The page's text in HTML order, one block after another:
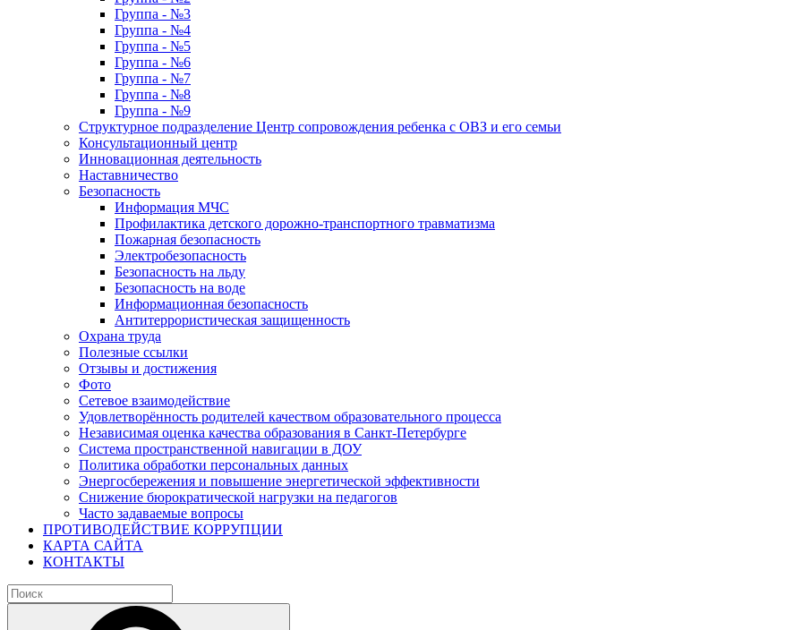
Группа - №3
Группа - №4
Группа - №5
Группа - №6
Группа - №7
Группа - №8
Группа - №9
Структурное подразделение Центр сопровождения ребенка с ОВЗ и его семьи
Консультационный центр
Инновационная деятельность
Наставничество
Безопасность
Информация МЧС
Профилактика детского дорожно-транспортного травматизма
Пожарная безопасность
Электробезопасность
Безопасность на льду
Безопасность на воде
Информационная безопасность
Антитеррористическая защищенность
Охрана труда
Полезные ссылки
Отзывы и достижения
Фото
Сетевое взаимодействие
Удовлетворённость родителей качеством образовательного процесса
Независимая оценка качества образования в Санкт-Петербурге
Система пространственной навигации в ДОУ
Политика обработки персональных данных
Энергосбережения и повышение энергетической эффективности
Снижение бюрократической нагрузки на педагогов
Часто задаваемые вопросы
ПРОТИВОДЕЙСТВИЕ КОРРУПЦИИ
КАРТА САЙТА
КОНТАКТЫ